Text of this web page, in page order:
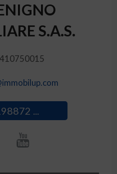
S.A.S.
...